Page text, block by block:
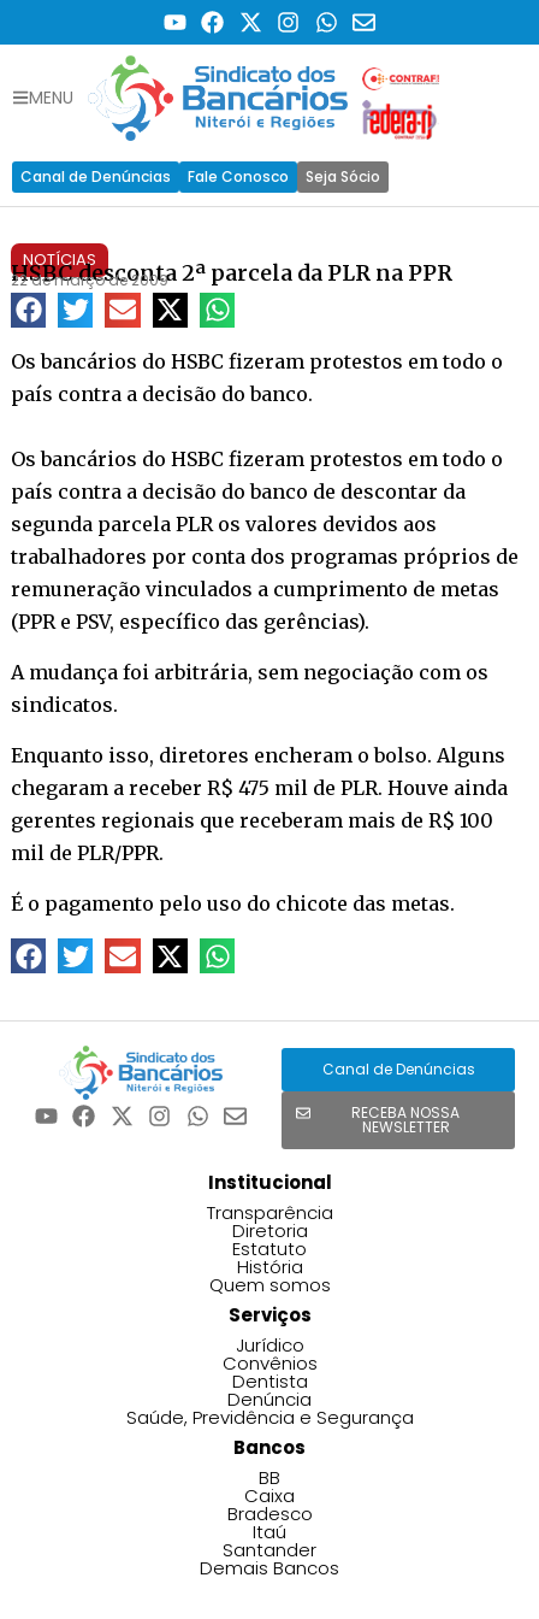
MENU
Canal de Denúncias Fale Conosco Seja Sócio
NOTÍCIAS
HSBC desconta 2ª parcela da PLR na PPR
22 de março de 2009
Os bancários do HSBC fizeram protestos em todo o
país contra a decisão do banco.
Os bancários do HSBC fizeram protestos em todo o
país contra a decisão do banco de descontar da
segunda parcela PLR os valores devidos aos
trabalhadores por conta dos programas próprios de
remuneração vinculados a cumprimento de metas
(PPR e PSV, específico das gerências).
A mudança foi arbitrária, sem negociação com os
sindicatos.
Enquanto isso, diretores encheram o bolso. Alguns
chegaram a receber R$ 475 mil de PLR. Houve ainda
gerentes regionais que receberam mais de R$ 100
mil de PLR/PPR.
É o pagamento pelo uso do chicote das metas.
Canal de Denúncias
RECEBA NOSSA
NEWSLETTER
Institucional
Transparência
Diretoria
Estatuto
História
Quem somos
Serviços
Jurídico
Convênios
Dentista
Denúncia
Saúde, Previdência e Segurança
Bancos
BB
Caixa
Bradesco
Itaú
Santander
Demais Bancos